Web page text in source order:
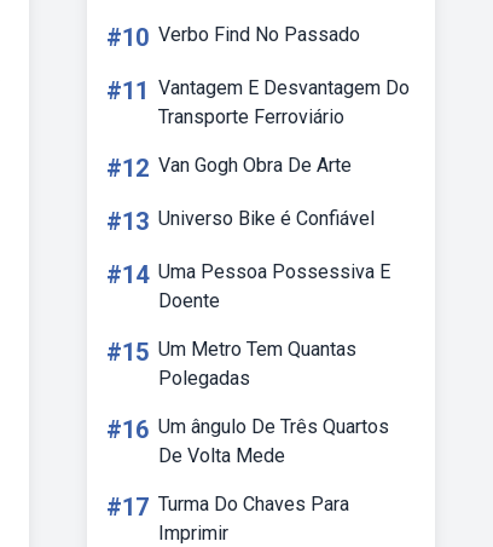
#10 Verbo Find No Passado
#11 Vantagem E Desvantagem Do
Transporte Ferroviário
#12 Van Gogh Obra De Arte
#13 Universo Bike é Confiável
#14 Uma Pessoa Possessiva E
Doente
#15 Um Metro Tem Quantas
Polegadas
#16 Um ângulo De Três Quartos
De Volta Mede
#17 Turma Do Chaves Para
Imprimir